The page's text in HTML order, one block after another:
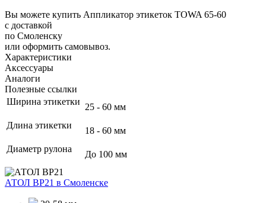
Вы можете купить Аппликатор этикеток TOWA 65-60
с доставкой
по Смоленску
или оформить самовывоз.
Характеристики
Аксессуары
Аналоги
Полезные ссылки
Ширина этикетки
25 - 60 мм
Длина этикетки
18 - 60 мм
Диаметр рулона
До 100 мм
АТОЛ BP21 в Смоленске